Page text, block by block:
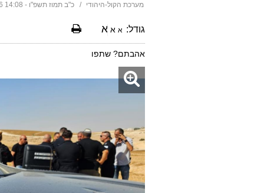
מערכת הקול-היהודי כ"ב תמוז תשפ"ו - 14:08 07/07/2026
גודל: א א א
אהבתם? שתפו